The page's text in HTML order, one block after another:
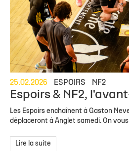
25.02.2026 ESPOIRS NF2
Espoirs & NF2,
Les Espoirs enchaînent à Gaston
déplaceront à Anglet samedi. On
Lire la suite